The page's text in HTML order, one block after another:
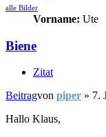
alle Bilder
Vorname: Ute
Biene
Zitat
Beitragvon piper » 7.
Hallo Klaus,